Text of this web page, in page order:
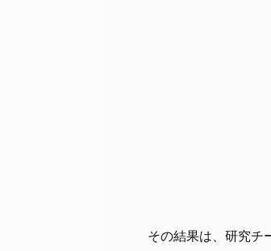
その結果は、研究チ